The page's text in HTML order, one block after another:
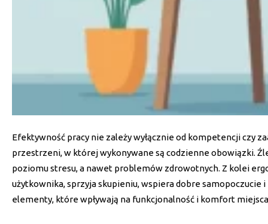
Efektywność pracy nie zależy wyłącznie od kompetencji czy
przestrzeni, w której wykonywane są codzienne obowiązki.
poziomu stresu, a nawet problemów zdrowotnych. Z kolei
użytkownika, sprzyja skupieniu, wspiera dobre
elementy, które wpływają na funkcjonalność i komfort